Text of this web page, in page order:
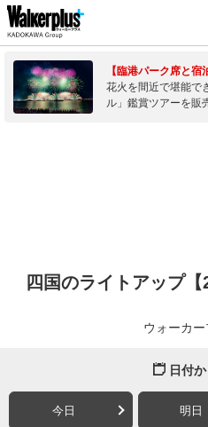
【臨港パーク席と宿
花火を間近で堪能で
ル」鑑賞ツアーを販
四国のライトアップ【
ウォーカ
日付
今日 明日